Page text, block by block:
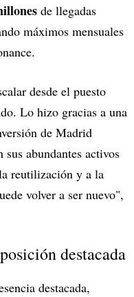
de llegadas
máximos mensuales
desde el puesto
Lo hizo gracias a una
de Madrid
abundantes activos
reutilización y a la
volver a ser nuevo",
destacada
destacada,